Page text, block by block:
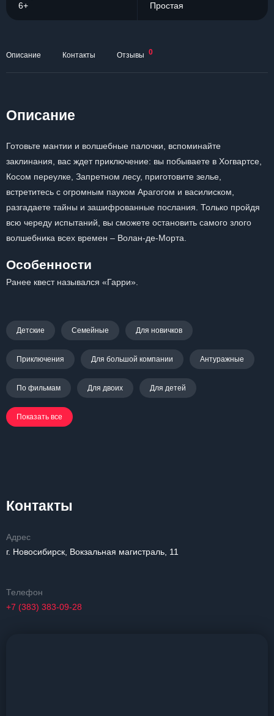
6+ Простая
Описание Контакты Отзывы 0
Описание
Готовьте мантии и волшебные палочки, вспоминайте
заклинания, вас ждет приключение: вы побываете в Хогвартсе,
Косом переулке, Запретном лесу, приготовите зелье,
встретитесь с огромным пауком Арагогом и василиском,
разгадаете тайны и зашифрованные послания. Только пройдя
всю череду испытаний, вы сможете остановить самого злого
волшебника всех времен – Волан-де-Морта.
Особенности
Ранее квест назывался «Гарри».
Детские Семейные Для новичков
Приключения Для большой компании Антуражные
По фильмам Для двоих Для детей
Показать все
Контакты
Адрес
г. Новосибирск, Вокзальная магистраль, 11
Телефон
+7 (383) 383-09-28